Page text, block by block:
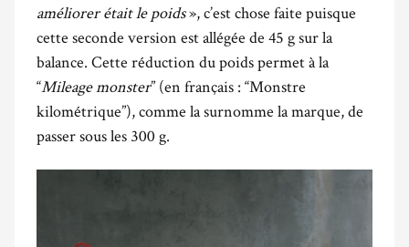
améliorer était le poids», c’est chose faite puisque
cette seconde version est allégée de 45 g sur la
balance. Cette réduction du poids permet à la
“Mileage monster” (en français : “Monstre
kilométrique”), comme la surnomme la marque, de
passer sous les 300 g.